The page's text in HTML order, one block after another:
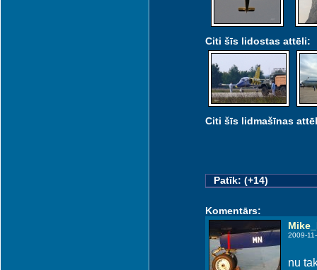
Citi šīs lidostas attēli:
Citi šīs lidmašīnas
Patīk: (+14)
Komentārs:
2009-
nu